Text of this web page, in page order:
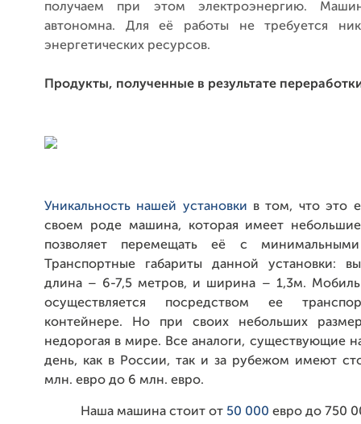
получаем при этом электроэнергию.
автономна. Для её работы не требуется
энергетических ресурсов.
Продукты, полученные в результате
Уникальность нашей установки в том, что это
своем роде машина, которая имеет
позволяет перемещать её с
Транспортные габариты данной установки:
длина – 6-7,5 метров, и ширина – 1,3м.
осуществляется посредством ее
контейнере. Но при своих небольших
недорогая в мире. Все аналоги, существующие
день, как в России, так и за рубежом имеют
млн. евро до 6 млн. евро.
Наша машина стоит от 50 000 евро до 750